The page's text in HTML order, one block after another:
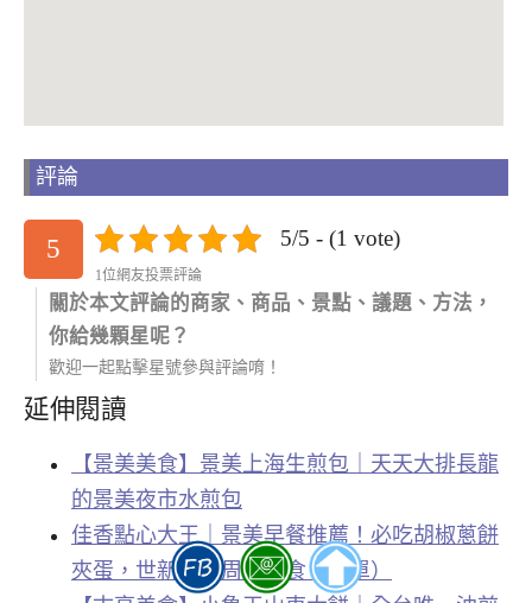
評論
5 5/5 - (1 vote)
1位網友投票評論
關於本文評論的商家、商品、景點、議題、方法，
你給幾顆星呢？
歡迎一起點擊星號參與評論唷！
延伸閱讀
【景美美食】景美上海生煎包｜天天大排長龍
的景美夜市水煎包
佳香點心大王｜景美早餐推薦！必吃胡椒蔥餅
夾蛋，世新大學周邊美食（菜單）